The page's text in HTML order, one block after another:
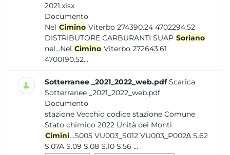
2021.xlsx
Documento
Nel Cimino Viterbo 274390.24 4702294.52
DISTRIBUTORE CARBURANTI SUAP Soriano
nel...Nel Cimino Viterbo 272643.61
4700190.52...
Sotterranee _2021_2022_web.pdf Scarica
Sotterranee _2021_2022_web.pdf
Documento
stazione Vecchio codice stazione Comune
Stato chimico 2022 Unità dei Monti
Cimini...S005 VU003_S012 VU003_P002∆ S.62
S.07A S.09 S.08 S.10 S.56 ...